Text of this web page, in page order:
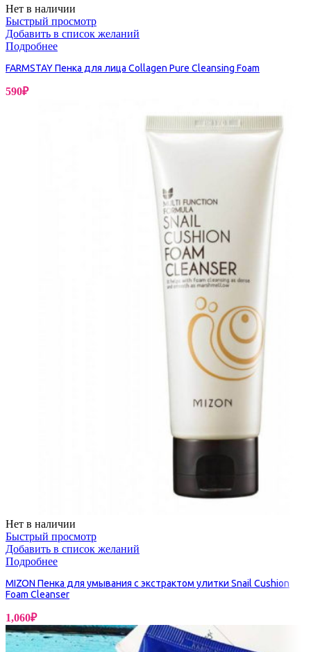
Нет в наличии
Быстрый просмотр
Добавить в список желаний
Подробнее
FARMSTAY Пенка для лица Collagen Pure Cleansing Foam
590₽
Нет в наличии
Быстрый просмотр
Добавить в список желаний
Подробнее
MIZON Пенка для умывания с экстрактом улитки Snail Cushion
Foam Cleanser
1,060₽